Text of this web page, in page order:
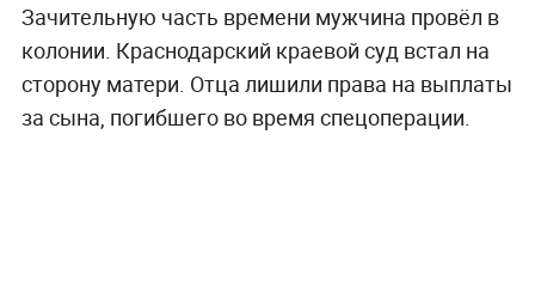
Зачительную часть времени мужчина провёл в
колонии. Краснодарский краевой суд встал на
сторону матери. Отца лишили права на выплаты
за сына, погибшего во время спецоперации.